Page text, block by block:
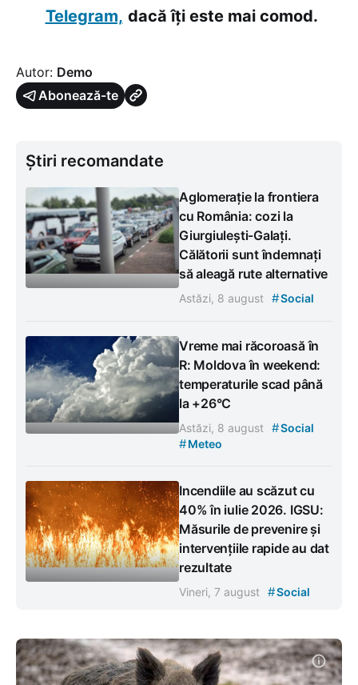
Telegram, dacă îți este mai comod.
Autor: Demo
Abonează-te
Știri recomandate
Aglomerație la frontiera
cu România: cozi la
Giurgiulești-Galați.
Călătorii sunt îndemnați
să aleagă rute alternative
Astăzi, 8 august #Social
Vreme mai răcoroasă în
R: Moldova în weekend:
temperaturile scad până
la +26°C
Astăzi, 8 august #Social
#Meteo
Incendiile au scăzut cu
40% în iulie 2026. IGSU:
Măsurile de prevenire și
intervențiile rapide au dat
rezultate
Vineri, 7 august #Social